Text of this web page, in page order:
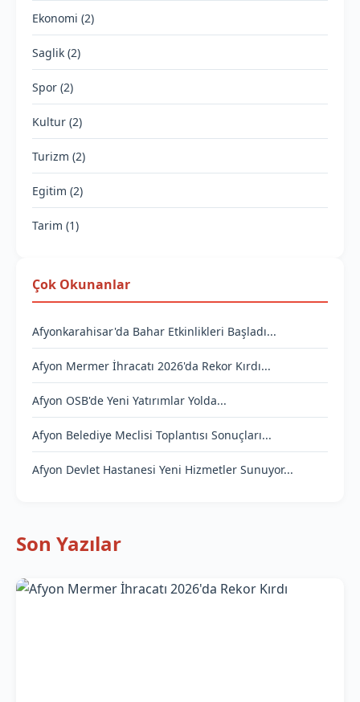
Ekonomi (2)
Saglik (2)
Spor (2)
Kultur (2)
Turizm (2)
Egitim (2)
Tarim (1)
Çok Okunanlar
Afyonkarahisar'da Bahar Etkinlikleri Başladı...
Afyon Mermer İhracatı 2026'da Rekor Kırdı...
Afyon OSB'de Yeni Yatırımlar Yolda...
Afyon Belediye Meclisi Toplantısı Sonuçları...
Afyon Devlet Hastanesi Yeni Hizmetler Sunuyor...
Son Yazılar